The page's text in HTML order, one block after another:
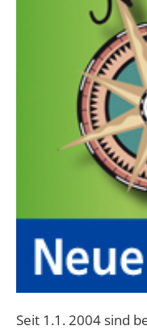
Seit 1.1. 2004 sind